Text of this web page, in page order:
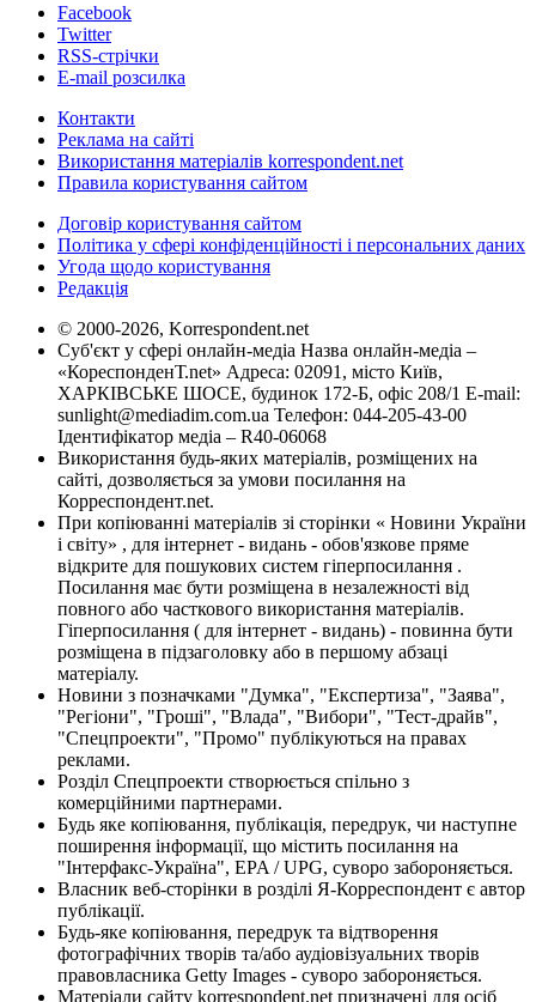
Facebook
Twitter
RSS-стрічки
E-mail розсилка
Контакти
Реклама на сайті
Використання матеріалів korrespondent.net
Правила користування сайтом
Договір користування сайтом
Політика у сфері конфіденційності і персональних даних
Угода щодо користування
Редакція
© 2000-2026, Korrespondent.net
Суб'єкт у сфері онлайн-медіа Назва онлайн-медіа –
«КореспонденТ.net» Адреса: 02091, місто Київ,
ХАРКІВСЬКЕ ШОСЕ, будинок 172-Б, офіс 208/1 E-mail:
sunlight@mediadim.com.ua Телефон: 044-205-43-00
Ідентифікатор медіа – R40-06068
Використання будь-яких матеріалів, розміщених на
сайті, дозволяється за умови посилання на
Корреспондент.net.
При копіюванні матеріалів зі сторінки « Новини України
і світу» , для інтернет - видань - обов'язкове пряме
відкрите для пошукових систем гіперпосилання .
Посилання має бути розміщена в незалежності від
повного або часткового використання матеріалів.
Гіперпосилання ( для інтернет - видань) - повинна бути
розміщена в підзаголовку або в першому абзаці
матеріалу.
Новини з позначками "Думка", "Експертиза", "Заява",
"Регіони", "Гроші", "Влада", "Вибори", "Тест-драйв",
"Спецпроекти", "Промо" публікуються на правах
реклами.
Розділ Спецпроекти створюється спільно з
комерційними партнерами.
Будь яке копіювання, публікація, передрук, чи наступне
поширення інформації, що містить посилання на
"Інтерфакс-Україна", EPA / UPG, суворо забороняється.
Власник веб-сторінки в розділі Я-Корреспондент є автор
публікації.
Будь-яке копіювання, передрук та відтворення
фотографічних творів та/або аудіовізуальних творів
правовласника Getty Images - суворо забороняється.
Матеріали сайту korrespondent.net призначені для осіб